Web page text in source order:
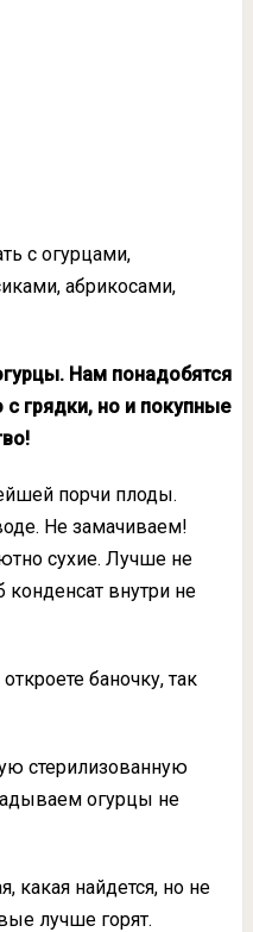
с огурцами,
абрикосами,
Нам понадобятся
грядки, но и покупные
порчи плоды.
Не замачиваем!
сухие. Лучше не
внутри не
баночку, так
стерилизованную
огурцы не
какая найдется, но не
лучше горят.